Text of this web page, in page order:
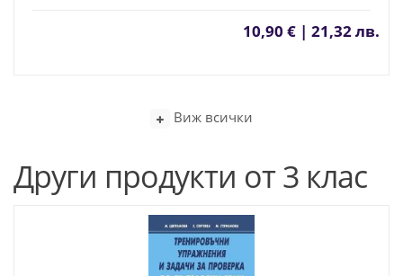
10,90 € | 21,32 лв.
Виж всички
Други продукти от 3 клас